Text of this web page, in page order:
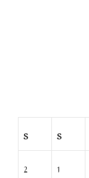
S
S
1
2